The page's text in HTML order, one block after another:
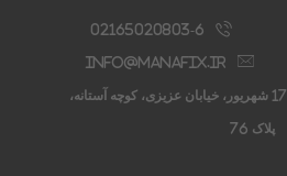
02165020803-6
info@manafix.ir
تهران، شادآباد، خیابان 17 شهریور، خیابان عزیزی، کوچه آستانه،
پلاک 76